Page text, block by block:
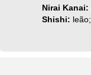
Nirai Kanai:
Shishi: